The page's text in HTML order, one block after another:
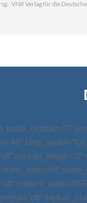
posts_number=“3″
excerpt_length=“0″